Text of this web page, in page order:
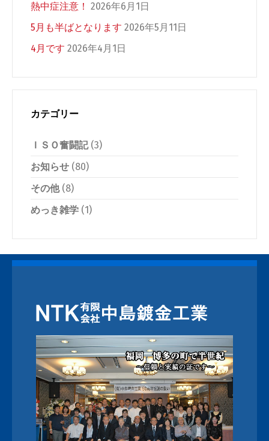
熱中症注意！ 2026年6月1日
5月も半ばとなります 2026年5月11日
4月です 2026年4月1日
カテゴリー
ＩＳＯ奮闘記(3)
お知らせ (80)
その他(8)
めっき雑学 (1)